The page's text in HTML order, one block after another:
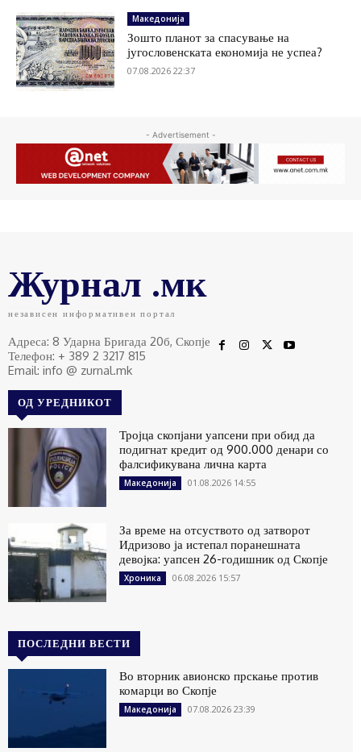
Македонија
Зошто планот за спасување на
југословенската економија не успеа?
07.08.2026 22:37
- Advertisement -
Журнал .мк
независен информативен портал
Адреса: 8 Ударна Бригада 20б, Скопје
Телефон: + 389 2 3217 815
Email: info @ zurnal.mk
ОД УРЕДНИКОТ
Тројца скопјани уапсени при обид да
подигнат кредит од 900.000 денари со
фалсификувана лична карта
Македонија 01.08.2026 14:55
За време на отсуството од затворот
Идризово ја истепал поранешната
девојка: уапсен 26-годишник од Скопје
Хроника 06.08.2026 15:57
ПОСЛЕДНИ ВЕСТИ
Во вторник авионско прскање против
комарци во Скопје
Македонија 07.08.2026 23:39